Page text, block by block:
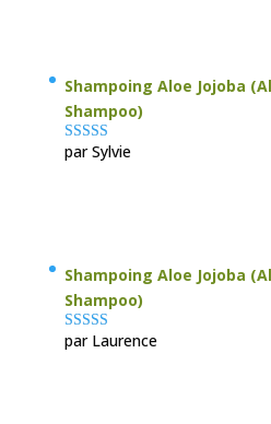
Shampoing Aloe Jojoba
Shampoo)
Note5sur 5
par Sylvie
Shampoing Aloe Jojoba
Shampoo)
Note5sur 5
par Laurence